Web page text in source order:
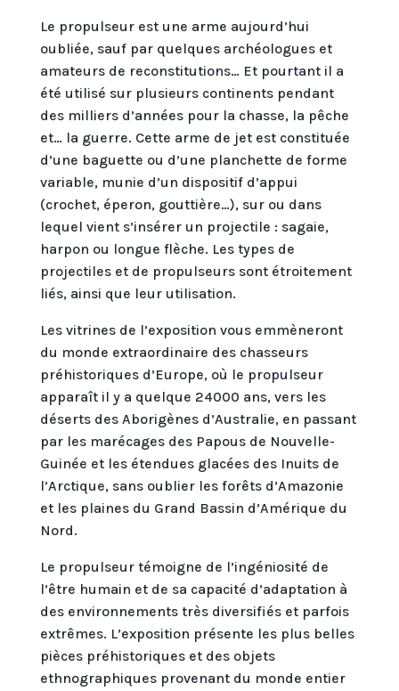
Le propulseur est une arme aujourd’hui
oubliée, sauf par quelques archéologues et
amateurs de reconstitutions… Et pourtant il a
été utilisé sur plusieurs continents pendant
des milliers d’années pour la chasse, la pêche
et… la guerre. Cette arme de jet est constituée
d’une baguette ou d’une planchette de forme
variable, munie d’un dispositif d’appui
(crochet, éperon, gouttière…), sur ou dans
lequel vient s’insérer un projectile : sagaie,
harpon ou longue flèche. Les types de
projectiles et de propulseurs sont étroitement
liés, ainsi que leur utilisation.
Les vitrines de l’exposition vous emmèneront
du monde extraordinaire des chasseurs
préhistoriques d’Europe, où le propulseur
apparaît il y a quelque 24000 ans, vers les
déserts des Aborigènes d’Australie, en passant
par les marécages des Papous de Nouvelle-
Guinée et les étendues glacées des Inuits de
l’Arctique, sans oublier les forêts d’Amazonie
et les plaines du Grand Bassin d’Amérique du
Nord.
Le propulseur témoigne de l’ingéniosité de
l’être humain et de sa capacité d’adaptation à
des environnements très diversifiés et parfois
extrêmes. L’exposition présente les plus belles
pièces préhistoriques et des objets
ethnographiques provenant du monde entier